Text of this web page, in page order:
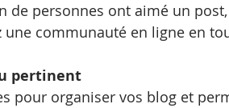
de personnes ont aimé un
une communauté en ligne en
pertinent
pour organiser vos blog et